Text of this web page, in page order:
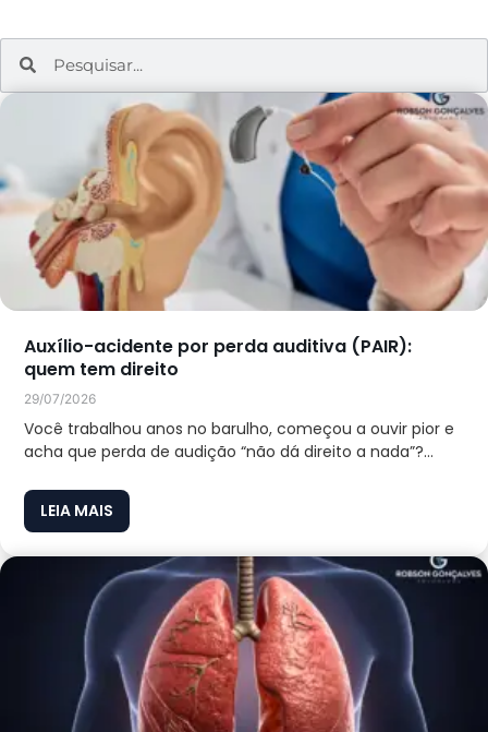
Auxílio-acidente por perda auditiva (PAIR):
quem tem direito
29/07/2026
Você trabalhou anos no barulho, começou a ouvir pior e
acha que perda de audição “não dá direito a nada”?...
LEIA MAIS